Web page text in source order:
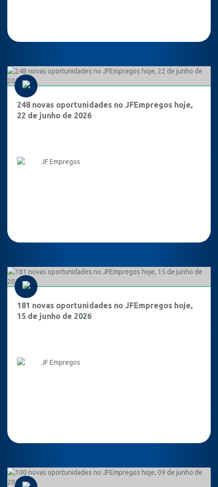
248 novas oportunidades no JFEmpregos hoje,
22 de junho de 2026
JF Empregos
181 novas oportunidades no JFEmpregos hoje,
15 de junho de 2026
JF Empregos